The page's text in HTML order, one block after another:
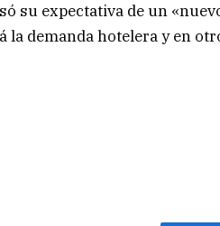
su expectativa de un
la demanda hotelera y en